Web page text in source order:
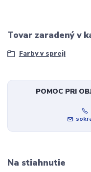
Tovar zaradený v
Farby v spreji
POMOC PRI
Na stiahnutie